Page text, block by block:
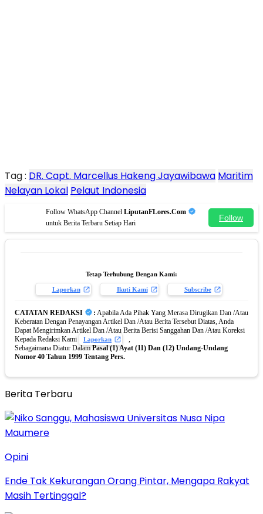
Tag : DR. Capt. Marcellus Hakeng Jayawibawa Maritim
Nelayan Lokal Pelaut Indonesia
Follow WhatsApp Channel LiputanFLores.Com
untuk Berita Terbaru Setiap Hari
Follow
Tetap Terhubung Dengan Kami:
Laporkan Ikuti Kami Subscribe
CATATAN REDAKSI : Apabila Ada Pihak Yang Merasa Dirugikan Dan /Atau
Keberatan Dengan Penayangan Artikel Dan /Atau Berita Tersebut Diatas, Anda
Dapat Mengirimkan Artikel Dan /Atau Berita Berisi Sanggahan Dan /Atau Koreksi
Kepada Redaksi Kami
Laporkan
,
Sebagaimana Diatur DalamPasal (1) Ayat (11) Dan (12) Undang-Undang
Nomor 40 Tahun 1999 Tentang Pers.
Berita Terbaru
Opini
Ende Tak Kekurangan Orang Pintar, Mengapa Rakyat
Masih Tertinggal?